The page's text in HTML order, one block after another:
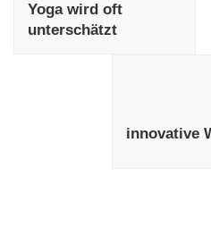
Yoga wird oft
unterschätzt
innovative